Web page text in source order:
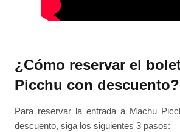
¿Cómo reservar el
Picchu con descuento?
Para reservar la entrada a Machu
descuento, siga los siguientes 3 pasos: